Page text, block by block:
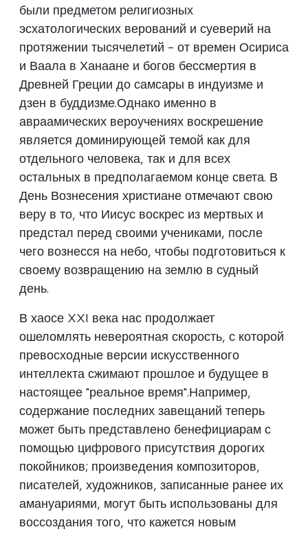
были предметом религиозных
эсхатологических верований и суеверий на
протяжении тысячелетий - от времен Осириса
и Ваала в Ханаане и богов бессмертия в
Древней Греции до самсары в индуизме и
дзен в буддизме.Однако именно в
авраамических вероучениях воскрешение
является доминирующей темой как для
отдельного человека, так и для всех
остальных в предполагаемом конце света. В
День Вознесения христиане отмечают свою
веру в то, что Иисус воскрес из мертвых и
предстал перед своими учениками, после
чего вознесся на небо, чтобы подготовиться к
своему возвращению на землю в судный
день.
В хаосе XXI века нас продолжает
ошеломлять невероятная скорость, с которой
превосходные версии искусственного
интеллекта сжимают прошлое и будущее в
настоящее "реальное время".Например,
содержание последних завещаний теперь
может быть представлено бенефициарам с
помощью цифрового присутствия дорогих
покойников; произведения композиторов,
писателей, художников, записанные ранее их
амануариями, могут быть использованы для
воссоздания того, что кажется новым